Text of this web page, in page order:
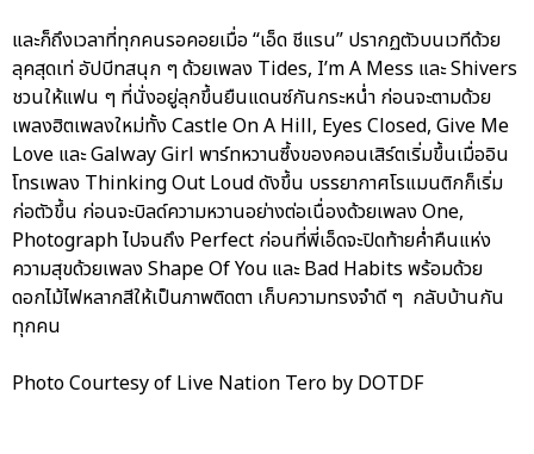
และก็ถึงเวลาที่ทุกคนรอคอยเมื่อ “เอ็ด ชีแรน” ปรากฏตัวบนเวทีด้วย
ลุคสุดเท่ อัปบีทสนุก ๆ ด้วยเพลง Tides, I’m A Mess และ Shivers
ชวนให้แฟน ๆ ที่นั่งอยู่ลุกขึ้นยืนแดนซ์กันกระหน่ำ ก่อนจะตามด้วย
เพลงฮิตเพลงใหม่ทั้ง Castle On A Hill, Eyes Closed, Give Me
Love และ Galway Girl พาร์ทหวานซึ้งของคอนเสิร์ตเริ่มขึ้นเมื่ออิน
โทรเพลง Thinking Out Loud ดังขึ้น บรรยากาศโรแมนติกก็เริ่ม
ก่อตัวขึ้น ก่อนจะบิลด์ความหวานอย่างต่อเนื่องด้วยเพลง One,
Photograph ไปจนถึง Perfect ก่อนที่พี่เอ็ดจะปิดท้ายค่ำคืนแห่ง
ความสุขด้วยเพลง Shape Of You และ Bad Habits พร้อมด้วย
ดอกไม้ไฟหลากสีให้เป็นภาพติดตา เก็บความทรงจำดี ๆ กลับบ้านกัน
ทุกคน
Photo Courtesy of Live Nation Tero by DOTDF